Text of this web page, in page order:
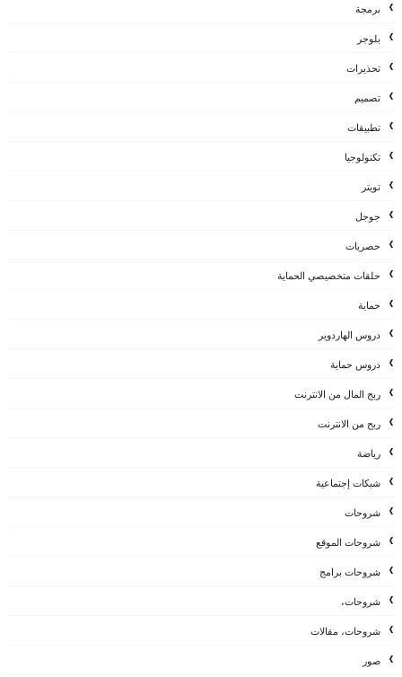
برمجة
بلوجر
تحذيرات
تصميم
تطبيقات
تكنولوجيا
تويتر
جوجل
حصريات
حلقات متخصيصي الحماية
حماية
دروس الهاردوير
دروس حماية
ربح المال من الانترنت
ربح من الانترنت
رياضة
شبكات إجتماعية
شروحات
شروحات الموقع
شروحات برامج
شروحات،
شروحات، مقالات
صور